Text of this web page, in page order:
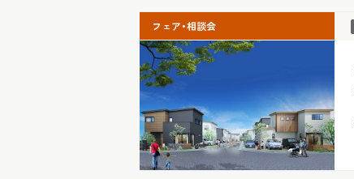
フェア・相談会